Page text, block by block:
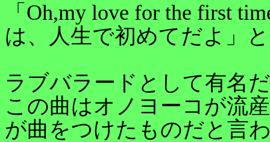
「Oh,my love for the first
は、人生で初めてだよ」
ラブバラードとして有名
この曲はオノヨーコが流
が曲をつけたものだと言